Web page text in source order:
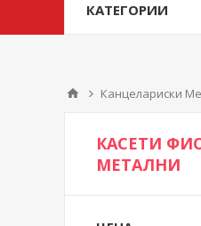
КАТЕГОРИИ
Канцелариски
КАСЕТИ
МЕТАЛНИ